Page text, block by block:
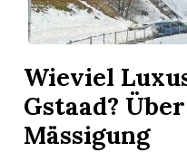
Wieviel
Gstaad?
Mässigung